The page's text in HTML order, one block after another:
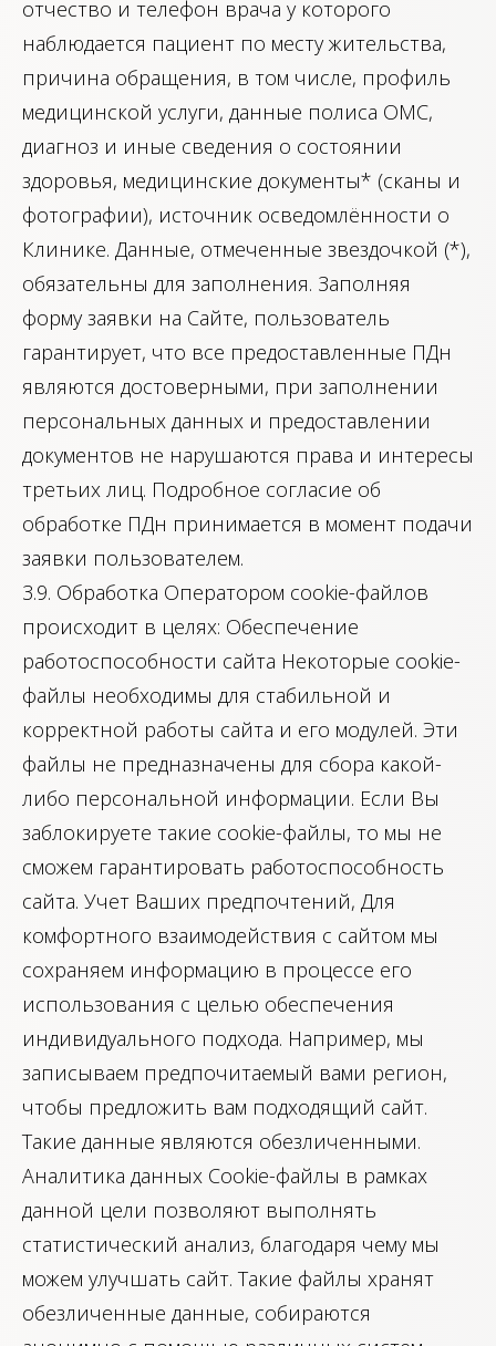
отчество и телефон врача у которого
наблюдается пациент по месту жительства,
причина обращения, в том числе, профиль
медицинской услуги, данные полиса ОМС,
диагноз и иные сведения о состоянии
здоровья, медицинские документы* (сканы и
фотографии), источник осведомлённости о
Клинике. Данные, отмеченные звездочкой (*),
обязательны для заполнения. Заполняя
форму заявки на Сайте, пользователь
гарантирует, что все предоставленные ПДн
являются достоверными, при заполнении
персональных данных и предоставлении
документов не нарушаются права и интересы
третьих лиц. Подробное согласие об
обработке ПДн принимается в момент подачи
заявки пользователем.
3.9. Обработка Оператором cookie-файлов
происходит в целях: Обеспечение
работоспособности сайта Некоторые cookie-
файлы необходимы для стабильной и
корректной работы сайта и его модулей. Эти
файлы не предназначены для сбора какой-
либо персональной информации. Если Вы
заблокируете такие cookie-файлы, то мы не
сможем гарантировать работоспособность
сайта. Учет Ваших предпочтений, Для
комфортного взаимодействия с сайтом мы
сохраняем информацию в процессе его
использования с целью обеспечения
индивидуального подхода. Например, мы
записываем предпочитаемый вами регион,
чтобы предложить вам подходящий сайт.
Такие данные являются обезличенными.
Аналитика данных Cookie-файлы в рамках
данной цели позволяют выполнять
статистический анализ, благодаря чему мы
можем улучшать сайт. Такие файлы хранят
обезличенные данные, собираются